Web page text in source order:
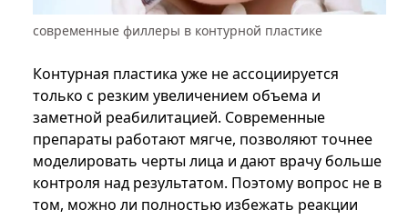
современные филлеры в контурной пластике
Контурная пластика уже не ассоциируется
только с резким увеличением объема и
заметной реабилитацией. Современные
препараты работают мягче, позволяют точнее
моделировать черты лица и дают врачу больше
контроля над результатом. Поэтому вопрос не в
том, можно ли полностью избежать реакции